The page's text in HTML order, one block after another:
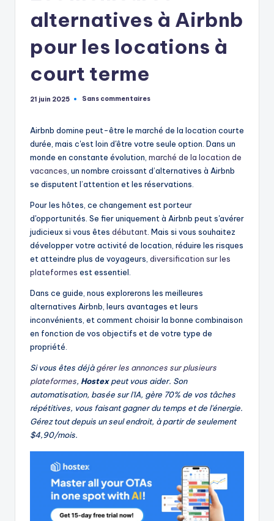
alternatives à Airbnb
pour les locations à
court terme
21 juin 2025 Sans commentaires
Airbnb domine peut-être le marché de la location courte
durée, mais c'est loin d'être votre seule option. Dans un
monde en constante évolution, marché de la location de
vacances , un nombre croissant d’alternatives à Airbnb
se disputent l’attention et les réservations.
Pour les hôtes, ce changement est porteur
d'opportunités. Se fier uniquement à Airbnb peut s'avérer
judicieux si vous êtes débutant . Mais si vous souhaitez
développer votre activité de location, réduire les risques
et atteindre plus de voyageurs, diversification sur les
plateformes est essentiel.
Dans ce guide, nous explorerons les meilleures
alternatives Airbnb, leurs avantages et leurs
inconvénients, et comment choisir la bonne combinaison
en fonction de vos objectifs et de votre type de
propriété.
Si vous êtes déjàgérer les annonces sur plusieurs
plateformes, Hostexpeut vous aider. Son
automatisation, basée sur l'IA, gère 70% de vos tâches
répétitives, vous faisant gagner du temps et de l'énergie.
Gérez tout depuis un seul endroit, à partir de seulement
$4,90/mois.